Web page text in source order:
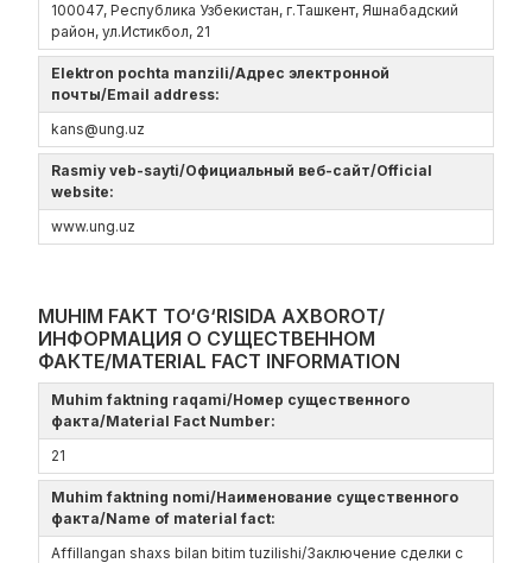
100047, Республика Узбекистан, г.Ташкент, Яшнабадский
район, ул.Истикбол, 21
Elektron pochta manzili/Адрес электронной
почты/Email address:
kans@ung.uz
Rasmiy veb-sayti/Официальный веб-сайт/Official
website:
www.ung.uz
MUHIM FAKT TO‘G‘RISIDA AXBOROT/
ИНФОРМАЦИЯ О СУЩЕСТВЕННОМ
ФАКТЕ/MATERIAL FACT INFORMATION
Muhim faktning raqami/Номер существенного
факта/Material Fact Number:
21
Muhim faktning nomi/Наименование существенного
факта/Name of material fact:
Affillangan shaxs bilan bitim tuzilishi/Заключение сделки с